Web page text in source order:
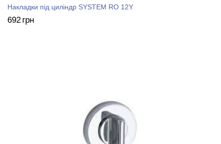
Накладки під циліндр SYSTEM RO 12Y
692 грн